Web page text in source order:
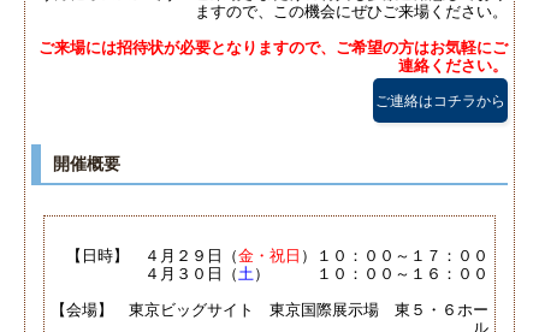
ますので、この機会にぜひご来場ください。
ご来場には招待状が必要となりますので、ご希望の方はお気軽にご
連絡ください。
ご連絡はコチラから
開催概要
【日時】 ４月２９日（金・祝日 ）１０：００～１７：００
４月３０日（土） １０：００～１６：００
【会場】 東京ビッグサイト 東京国際展示場 東５・６ホー
ル